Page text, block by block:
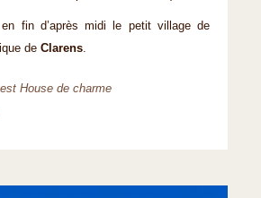
en fin d’après midi le petit village de
de Clarens.
House de charme